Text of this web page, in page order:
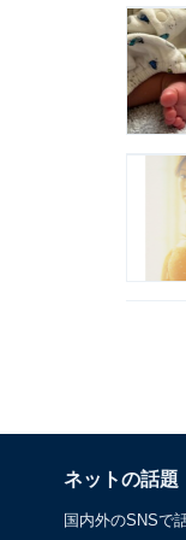
ネットの話題
国内外のSNSで